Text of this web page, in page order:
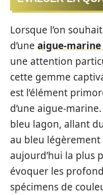
Lorsque l’on
d’une aigue-marine
une attention
cette gemme
est l’élément
d’une aigue-
bleu lagon, allant
au bleu
aujourd’hui la plus
évoquer les
spécimens de